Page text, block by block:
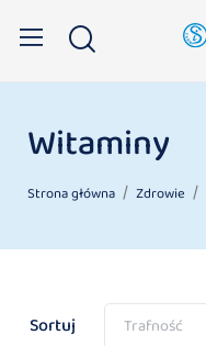
Witaminy
Strona główna Zdrowie
Sortuj Trafność